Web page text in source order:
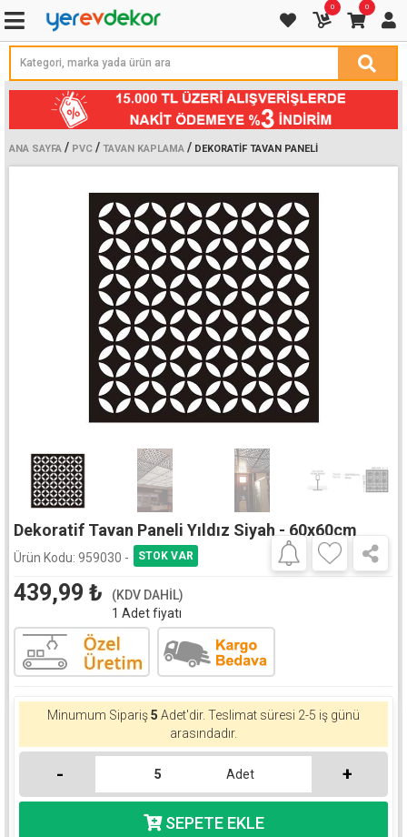
0 0
ANA SAYFA / PVC / TAVAN KAPLAMA / DEKORATIF TAVAN PANELI
Dekoratif Tavan Paneli Yıldız Siyah - 60x60cm
Ürün Kodu: 959030 -
439,99 ₺
(KDV DAHİL)
1 Adet fiyatı
Minumum Sipariş5 Adet'dir. Teslimat süresi 2-5 iş günü
arasındadır.
- Adet +